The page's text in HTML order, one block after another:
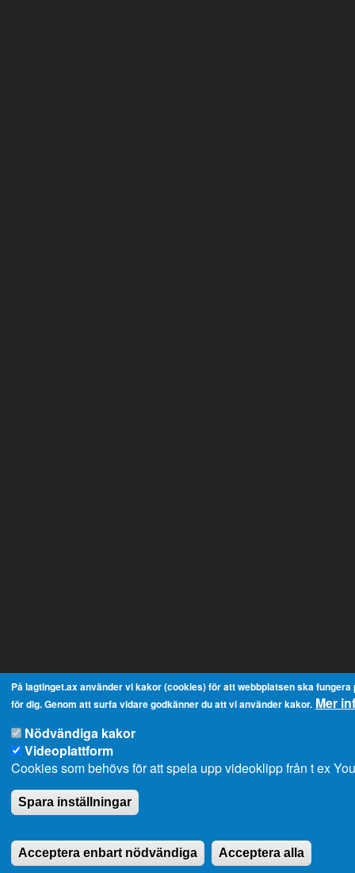
På lagtinget.ax använder vi kakor (cookies) för att webbplatsen ska fungera
för dig. Genom att surfa vidare godkänner du att vi använder kakor. Mer
Nödvändiga kakor
Videoplattform
Cookies som behövs för att spela upp videoklipp från t ex
Spara inställningar
Acceptera enbart nödvändiga Acceptera alla